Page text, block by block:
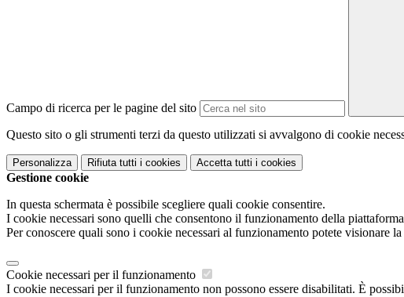
Campo di ricerca per le pagine del sito
Questo sito o gli strumenti terzi da questo utilizzati si avvalgono di cookie
Personalizza Rifiuta tutti i cookies Accetta tutti i cookies
Gestione cookie
In questa schermata è possibile scegliere quali cookie consentire.
I cookie necessari sono quelli che consentono il funzionamento della
Per conoscere quali sono i cookie necessari al funzionamento potete visionare la
Cookie necessari per il funzionamento
I cookie necessari per il funzionamento non possono essere disabilitati. È